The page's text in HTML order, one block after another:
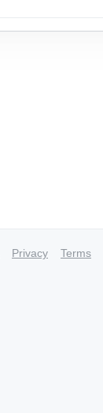
Privacy Terms